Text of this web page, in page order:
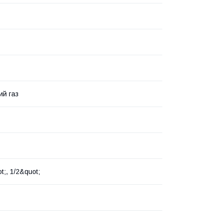
газ
1/2&quot;